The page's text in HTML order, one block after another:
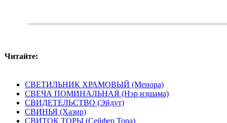
Читайте:
СВЕТИЛЬНИК ХРАМОВЫЙ (Менора)
СВЕЧА ПОМИНАЛЬНАЯ (Нэр нэшама)
СВИДЕТЕЛЬСТВО (Эйдут)
СВИНЬЯ (Хазир)
СВИТОК ТОРЫ (Сейфер Тора)